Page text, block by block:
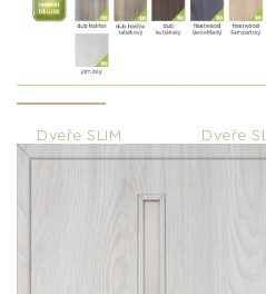
Dveře SLIM Dveře